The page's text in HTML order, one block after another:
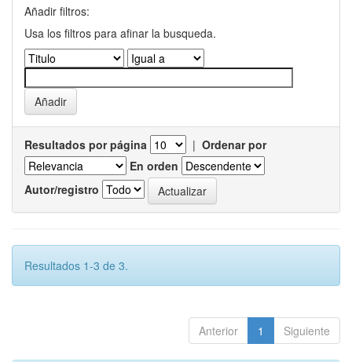
Añadir filtros:
Usa los filtros para afinar la busqueda.
Resultados por página | Ordenar por
En orden
Autor/registro
Resultados 1-3 de 3.
Anterior 1 Siguiente